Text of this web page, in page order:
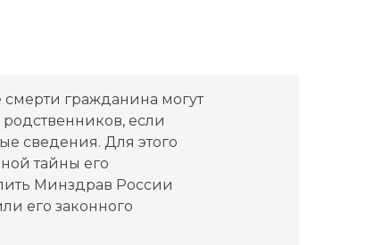
смерти гражданина могут
если
сведения. Для этого
тайны его
Минздрав России
его законного